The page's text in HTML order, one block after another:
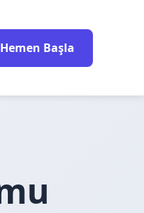
Hemen Başla